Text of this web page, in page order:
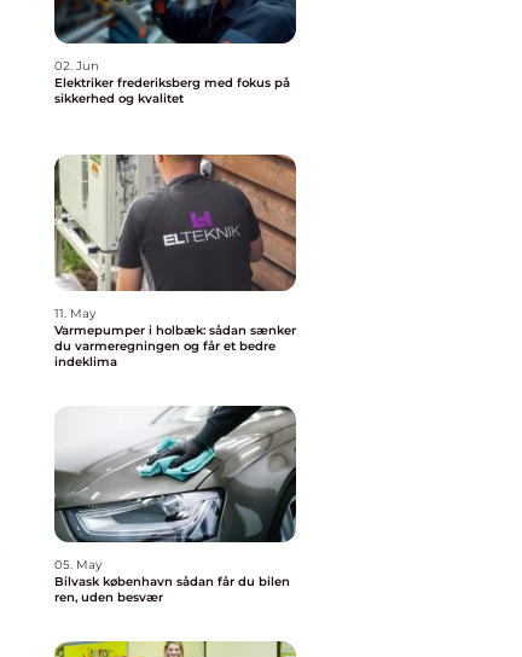
02. Jun
Elektriker frederiksberg med fokus på
sikkerhed og kvalitet
11. May
Varmepumper i holbæk: sådan sænker
du varmeregningen og får et bedre
indeklima
05. May
Bilvask københavn sådan får du bilen
ren, uden besvær